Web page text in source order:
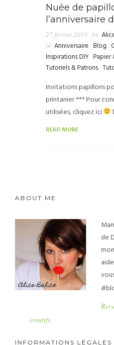
Nuée de
l’anniversaire
27 février 2019 by
in Anniversaire, Blog,
Inspirations DIY, Papier
Tutoriels & Patrons,
Invitations papillons
printanier *** Pour
utilisées, cliquez ici
READ MORE
ABOUT ME
de
créatifs
INFORMATIONS LÉGALES